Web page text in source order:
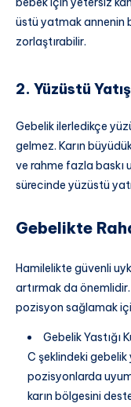
üstü yatmak annenin
zorlaştırabilir.
2. Yüzüstü Yatış
Gebelik ilerledikçe
gelmez. Karın
ve rahme fazla baskı
sürecinde yüzüstü
Gebelikte
Hamilelikte güvenli
artırmak da
pozisyon sağlamak
Gebelik Yastığı
C şeklindeki gebelik
pozisyonlarda
karın bölgesini